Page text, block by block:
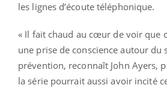
les lignes d’écoute téléphonique.
« Il fait chaud au cœur de voir que
une prise de conscience autour du
prévention, reconnaît John Ayers,
la série pourrait aussi avoir incité